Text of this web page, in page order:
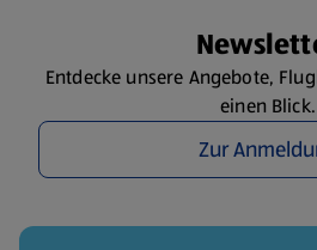
Entdecke unsere Angebote,
einen Blick.
Zur